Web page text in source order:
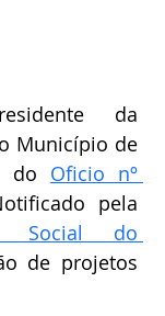
da
Município de
do Oficio nº
Social do
de projetos